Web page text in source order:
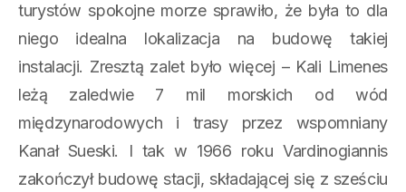
turystów spokojne morze sprawiło, że była to dla
niego idealna lokalizacja na budowę takiej
instalacji. Zresztą zalet było więcej – Kali Limenes
leżą zaledwie 7 mil morskich od wód
międzynarodowych i trasy przez wspomniany
Kanał Sueski. I tak w 1966 roku Vardinogiannis
zakończył budowę stacji, składającej się z sześciu